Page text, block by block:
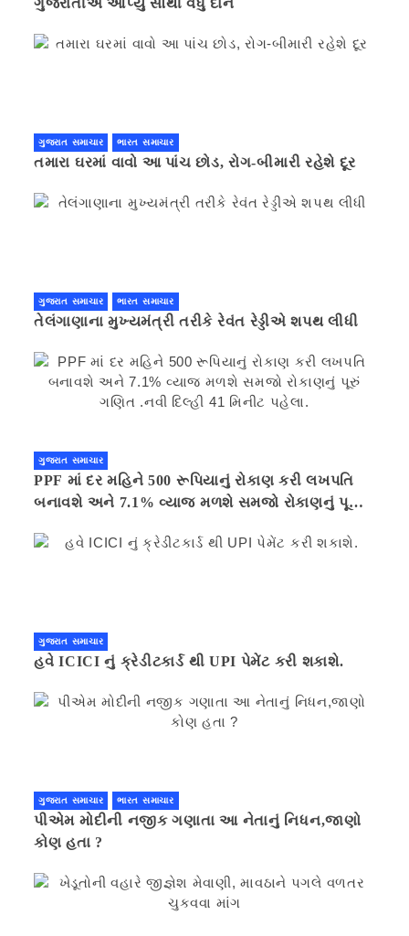
ગુજરાત સમાચાર ભારત સમાચાર
તમારા ઘરમાં વાવો આ પાંચ છોડ, રોગ-બીમારી રહેશે દૂર
ગુજરાત સમાચાર ભારત સમાચાર
તેલંગાણાના મુખ્યમંત્રી તરીકે રેવંત રેડ્ડીએ શપથ લીધી
ગુજરાત સમાચાર
PPF માં દર મહિને 500 રૂપિયાનું રોકાણ કરી લખપતિ
બનાવશે અને 7.1% વ્યાજ મળશે સમજો રોકાણનું પૂરું
ગુજરાત સમાચાર
હવે ICICI નું ક્રેડીટકાર્ડ થી UPI પેમેંટ કરી શકાશે.
ગુજરાત સમાચાર ભારત સમાચાર
પીએમ મોદીની નજીક ગણાતા આ નેતાનું નિધન,જાણો
કોણ હતા ?